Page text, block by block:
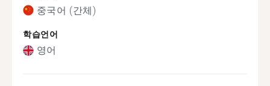
중국어 (간체)
학습언어
영어